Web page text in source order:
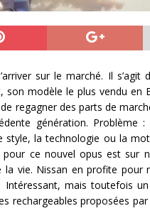
sur le marché. Il s’agit
modèle le plus vendu en
regagner des parts de
génération. Problème :
style, la technologie ou la
ce nouvel opus est sur
vie. Nissan en profite pour
mais toutefois
rechargeables proposées par